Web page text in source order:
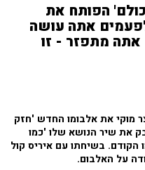
הפותח את
אתה עושה
אתה מתפזר - זו
מוקי את אלבומו החדש 'חזק
את שיר הנושא שלו 'כמו
בשיחתו עם איריס קול
על האלבום.